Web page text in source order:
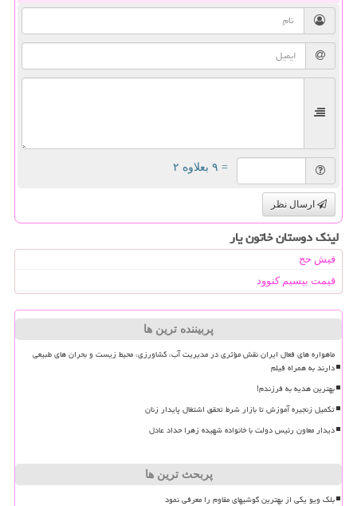
= ۹ بعلاوه ۲
ارسال نظر
لینک دوستان خاتون یار
فیش حج
قیمت بیسیم کنوود
پربیننده ترین ها
ماهواره های فعال ایران نقش مؤثری در مدیریت آب، کشاورزی، محیط زیست و بحران های طبیعی
دارند به همراه فیلم
بهترین هدیه به فرزندم!
تکمیل زنجیره آموزش تا بازار شرط تحقق اشتغال پایدار زنان
دیدار معاون رئیس دولت با خانواده شهیده زهرا حداد عادل
پربحث ترین ها
بلک ویو یکی از بهترین گوشیهای مقاوم را معرفی نمود